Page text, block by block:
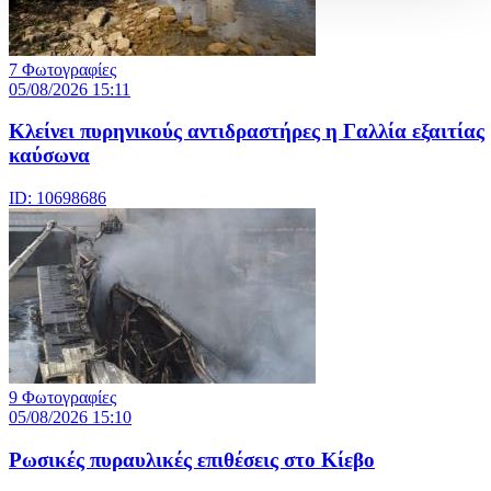
7 Φωτογραφίες
05/08/2026 15:11
Κλείνει πυρηνικούς αντιδραστήρες η Γαλλία εξαιτίας
καύσωνα
ID: 10698686
9 Φωτογραφίες
05/08/2026 15:10
Ρωσικές πυραυλικές επιθέσεις στο Κίεβο